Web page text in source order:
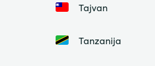
Tajvan
Tanzanija